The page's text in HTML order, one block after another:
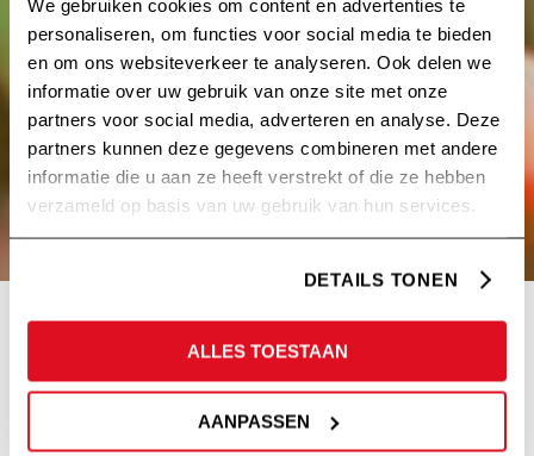
We gebruiken cookies om content en advertenties te
personaliseren, om functies voor social media te bieden
en om ons websiteverkeer te analyseren. Ook delen we
informatie over uw gebruik van onze site met onze
partners voor social media, adverteren en analyse. Deze
partners kunnen deze gegevens combineren met andere
informatie die u aan ze heeft verstrekt of die ze hebben
verzameld op basis van uw gebruik van hun services.
DETAILS TONEN
ALLES TOESTAAN
AANPASSEN
DUURZAAMHEID ZIT IN
ONS DNA.